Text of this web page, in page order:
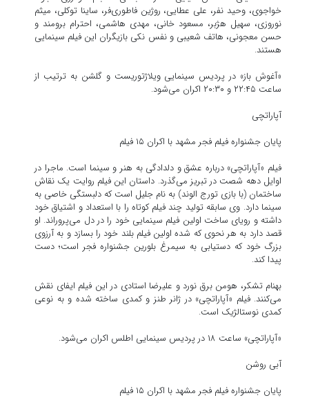
خواجوی، وحید نفر، علی عطایی، روژین فاطوری‌فر، ساینا توکلی، میثم
نوروزی، سهیل هژبر، مسعود خانی، مهدی هاشمی، احترام برومند و
حسن معجونی، هاتف شعیبی و نفس نکی بازیگران این فیلم سینمایی
هستند.
«آغوش باز» در پردیس سینمایی ویلاژتوریست و گلشن به ترتیب از
ساعت ۲۲:۴۵ و ۲۰:۳۰ اکران می‌شود.
آپاراتچی
پایان جشنواره فیلم فجر مشهد با اکران ۱۵ فیلم
فیلم «آپاراتچی» درباره عشق و دلدادگی به هنر و سینما است. ماجرا در
اوایل دهه شصت در تبریز می‌گذرد. داستان این فیلم روایت یک نقاش
ساختمان (با بازی تورج الوند) به نام جلیل است که دلبستگی خاصی به
سینما دارد. وی سابقه تولید چند فیلم کوتاه را با استعداد و اشتیاق خود
داشته و رویای ساخت اولین فیلم سینمایی خود را در دل می‌پروراند. او
قصد دارد به هر نحوی که شده اولین فیلم بلند خود را بسازد و به آرزوی
بزرگ خود که دستیابی به سیمرغ بلورین جشنواره فجر است؛ دست
پیدا کند.
بهنام تشکر، هومن برق نورد و علیرضا استادی در این فیلم ایفای نقش
می‌کنند. فیلم «آپاراتچی» در ژانر طنز و کمدی ساخته شده و به نوعی
کمدی نوستالژیک است.
«آپاراتچی» ساعت ۱۸ در پردیس سینمایی اطلس اکران می‌شود.
آبی روشن
پایان جشنواره فیلم فجر مشهد با اکران ۱۵ فیلم